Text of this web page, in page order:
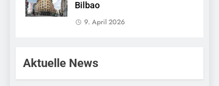
Bilbao
9. April 2026
Aktuelle News